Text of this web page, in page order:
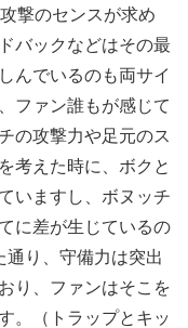
撃のセンスが求め
バックなどはその最
んでいるのも両サイ
ファン誰もが感じて
の攻撃力や足元のス
考えた時に、ボクと
いますし、ボヌッチ
に差が生じているの
通り、守備力は突出
り、ファンはそこを
。（トラップとキッ